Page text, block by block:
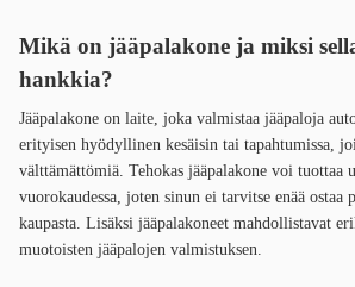
Mikä on jääpalakone ja miksi
hankkia?
Jääpalakone on laite, joka valmistaa jääpaloja
erityisen hyödyllinen kesäisin tai tapahtumissa,
välttämättömiä. Tehokas jääpalakone voi tuottaa
vuorokaudessa, joten sinun ei tarvitse enää ostaa
kaupasta. Lisäksi jääpalakoneet mahdollistavat
muotoisten jääpalojen valmistuksen.